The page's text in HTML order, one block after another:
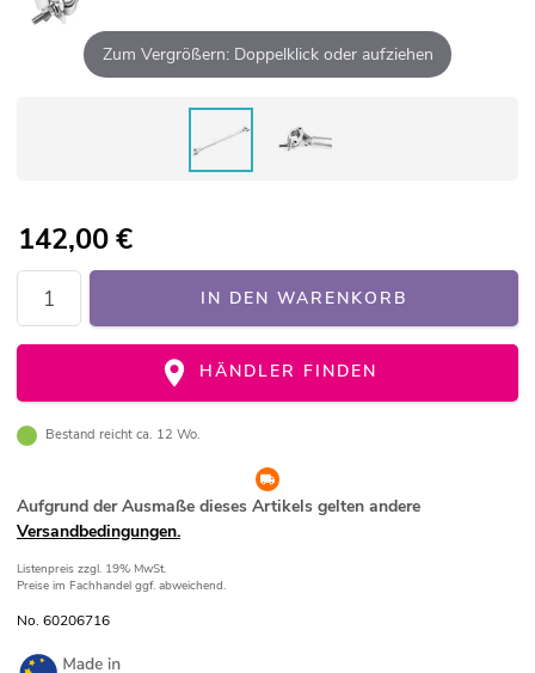
Zum Vergrößern: Doppelklick oder aufziehen
142,00€
IN DEN WARENKORB
HÄNDLER FINDEN
Bestand reicht ca. 12 Wo.
Aufgrund der Ausmaße dieses Artikels gelten andere
Versandbedingungen.
Listenpreis zzgl. 19% MwSt.
Preise im Fachhandel ggf. abweichend.
No. 60206716